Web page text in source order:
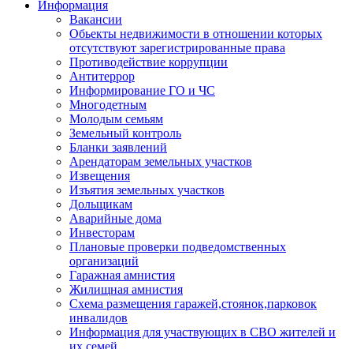
Информация
Вакансии
Обьекты недвижимости в отношении которых
отсутствуют зарегистрированные права
Противодействие коррупции
Антитеррор
Информирование ГО и ЧС
Многодетным
Молодым семьям
Земельный контроль
Бланки заявлений
Арендаторам земельных участков
Извещения
Изъятия земельных участков
Дольщикам
Аварийные дома
Инвесторам
Плановые проверки подведомственных
организаций
Гаражная амнистия
Жилищная амнистия
Схема размещения гаражей,стоянок,парковок
инвалидов
Информация для участвующих в СВО жителей и